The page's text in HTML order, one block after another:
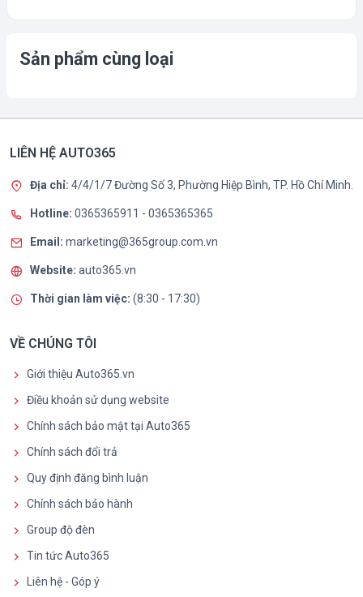
Sản phẩm cùng loại
LIÊN HỆ AUTO365
Địa chỉ: 4/4/1/7 Đường Số 3, Phường Hiệp Bình, TP. Hồ Chí Minh.
Hotline: 0365365911 - 0365365365
Email: marketing@365group.com.vn
Website: auto365.vn
Thời gian làm việc: (8:30 - 17:30)
VỀ CHÚNG TÔI
Giới thiệu Auto365.vn
Điều khoản sử dụng website
Chính sách bảo mật tại Auto365
Chính sách đổi trả
Quy định đăng bình luận
Chính sách bảo hành
Group độ đèn
Tin tức Auto365
Liên hệ - Góp ý